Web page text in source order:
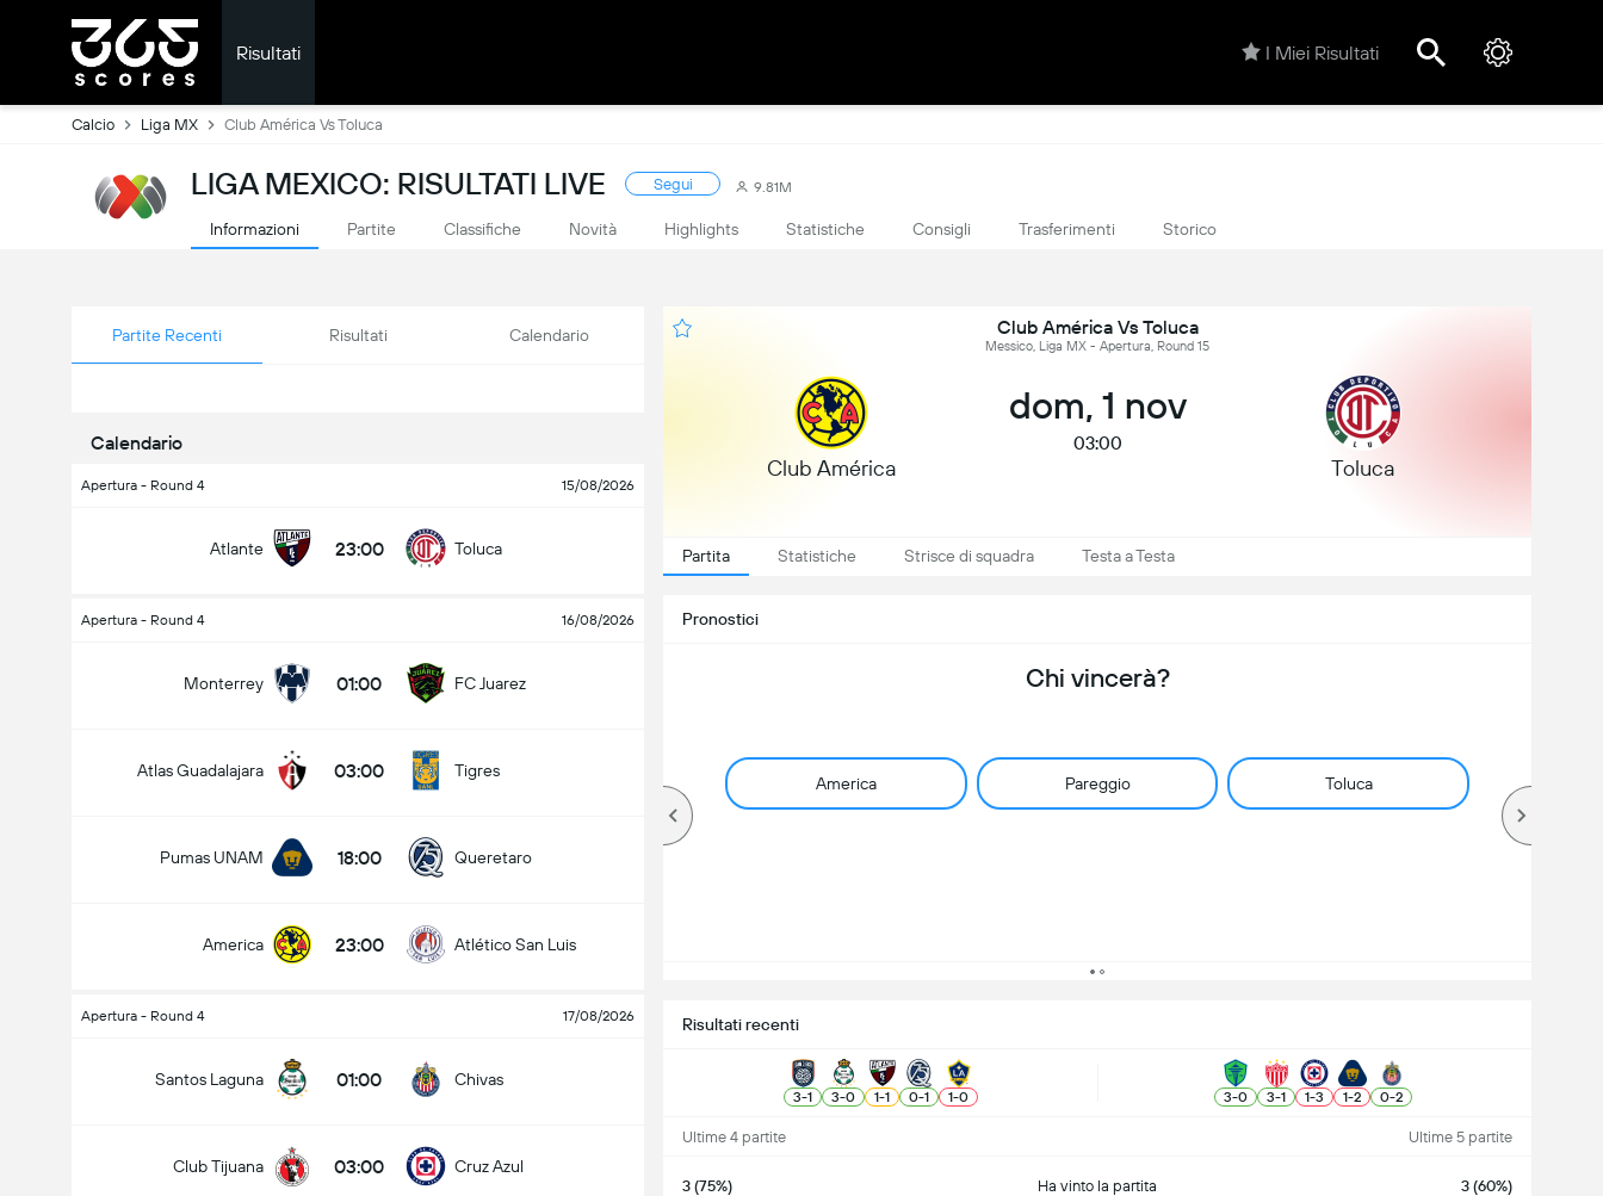
Risultati I Miei Risultati
Calcio Liga MX Club América Vs Toluca
LIGA MEXICO: RISULTATI LIVE Segui 9.81M
Informazioni Partite Classifiche Novità Highlights Statistiche Consigli Trasferimenti Storico
Partite Recenti Risultati Calendario
Calendario
Apertura - Round 4 15/08/2026
Atlante 23:00 Toluca
Apertura - Round 4 16/08/2026
Monterrey 01:00 FC Juarez
Atlas Guadalajara 03:00 Tigres
Pumas UNAM 18:00 Queretaro
America 23:00 Atlético San Luis
Apertura - Round 4 17/08/2026
Santos Laguna 01:00 Chivas
Club Tijuana 03:00 Cruz Azul
Club América Vs Toluca
Messico, Liga MX - Apertura, Round 15
Club América
dom, 1 nov
03:00
Toluca
Partita Statistiche Strisce di squadra Testa a Testa
Pronostici
Chi vincerà?
America Pareggio Toluca
Numero totale di goal nella partita (2.5)
Più di
Risultati recenti
3-1 3-0 1-1 0-1 1-0 3-0 3-1 1-3 1-2 0-2
Ultime 4 partite Ultime 5 partite
3 (75%) Ha vinto la partita 3 (60%)